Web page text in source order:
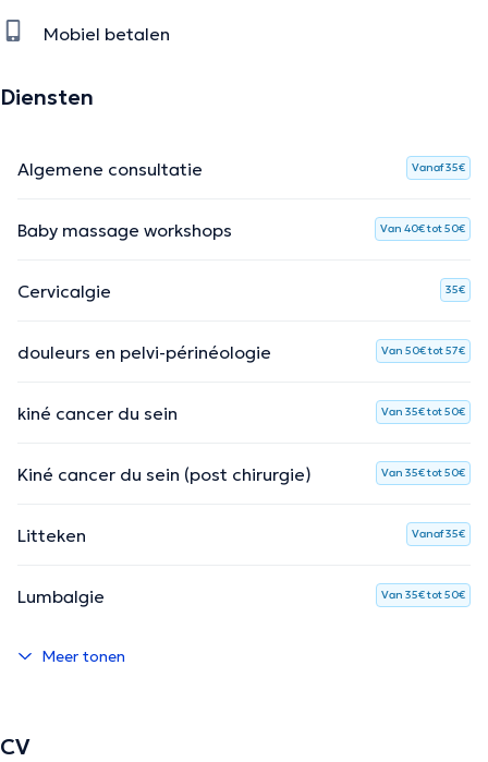
Mobiel betalen
Diensten
Algemene consultatie Vanaf 35€
Baby massage workshops Van 40€ tot 50€
Cervicalgie 35€
douleurs en pelvi-périnéologie Van 50€ tot 57€
kiné cancer du sein Van 35€ tot 50€
Kiné cancer du sein (post chirurgie) Van 35€ tot 50€
Litteken Vanaf 35€
Lumbalgie Van 35€ tot 50€
Meer tonen
CV